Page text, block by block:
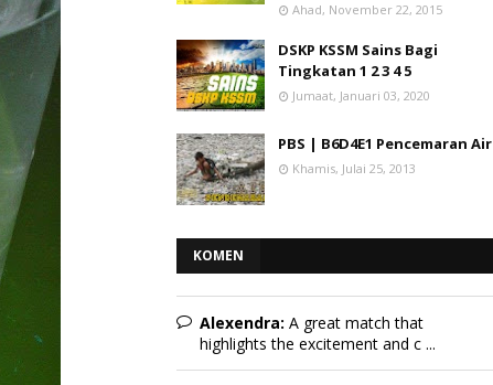
Ahad, November 22, 2015
DSKP KSSM Sains Bagi
Tingkatan 1 2 3 4 5
Jumaat, Januari 03, 2020
PBS | B6D4E1 Pencemaran Air
Khamis, Julai 25, 2013
KOMEN
Alexendra: A great match that
highlights the excitement and c ...